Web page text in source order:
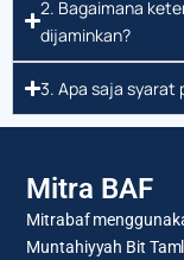
2. Bagaimana
dijaminkan?
3. Apa saja syarat
Mitra BAF
Mitrabaf
Muntahiyyah Bit